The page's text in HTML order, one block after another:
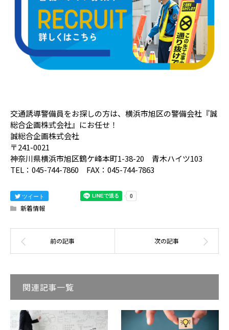
交通誘導警備員をお探しの方は、横浜市旭区の警備会社『誠
総合企画株式会社』にお任せ！
誠総合企画株式会社
〒241-0021
神奈川県横浜市旭区鶴ケ峰本町1-38-20 青木ハイツ103
TEL：045-744-7860 FAX：045-744-7863
ツイート
新着情報
関連記事一覧